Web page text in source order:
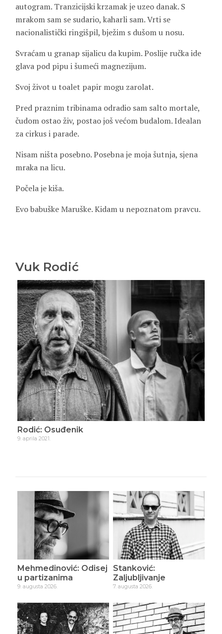
autogram. Tranzicijski krzamak je uzeo danak. S
mrakom sam se sudario, kaharli sam. Vrti se
nacionalistički ringišpil, bježim s dušom u nosu.
Svraćam u granap sijalicu da kupim. Poslije ručka ide
glava pod pipu i šumeći magnezijum.
Svoj život u toalet papir mogu zarolat.
Pred praznim tribinama odradio sam salto mortale,
čudom ostao živ, postao još većom budalom. Idealan
za cirkus i parade.
Nisam ništa posebno. Posebna je moja šutnja, sjena
mraka na licu.
Počela je kiša.
Evo babuške Maruške. Kidam u nepoznatom pravcu.
Vuk Rodić
Rodić: Osuđenik
9. aprila 2021.
Mehmedinović: Odisej
u partizanima
9. augusta 2026.
Stanković:
Zaljubljivanje
7. augusta 2026.